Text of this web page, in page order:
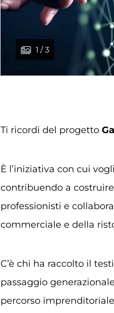
1 / 3
2 / 3
3 / 3
Ti ricordi del progetto
È l’iniziativa con cui
contribuendo a
professionisti e
commerciale e della
C’è chi ha raccolto il
passaggio
percorso